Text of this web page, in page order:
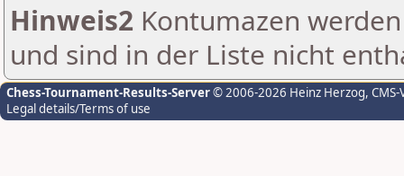
Hinweis2 Kontumazen
und sind in der Liste nicht
Chess-Tournament-Results-Server© 2006-2026 Heinz Herzog,
Legal details/Terms of use